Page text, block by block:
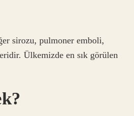
sirozu, pulmoner emboli,
Ülkemizde en sık görülen